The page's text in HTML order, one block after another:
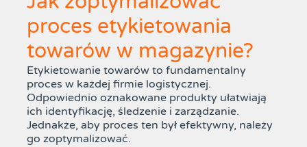
proces etykietowania
towarów w magazynie?
Etykietowanie towarów to fundamentalny
proces w każdej firmie logistycznej.
Odpowiednio oznakowane produkty ułatwiają
ich identyfikację, śledzenie i zarządzanie.
Jednakże, aby proces ten był efektywny, należy
go zoptymalizować.